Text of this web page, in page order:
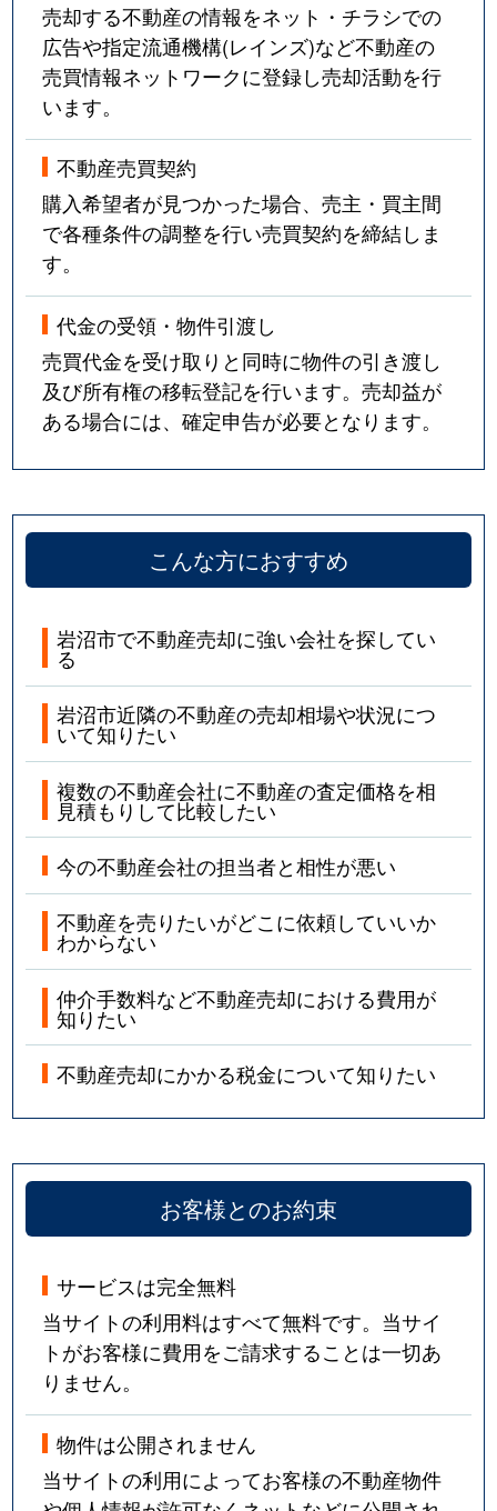
売却する不動産の情報をネット・チラシでの
広告や指定流通機構(レインズ)など不動産の
売買情報ネットワークに登録し売却活動を行
います。
不動産売買契約
購入希望者が見つかった場合、売主・買主間
で各種条件の調整を行い売買契約を締結しま
す。
代金の受領・物件引渡し
売買代金を受け取りと同時に物件の引き渡し
及び所有権の移転登記を行います。売却益が
ある場合には、確定申告が必要となります。
こんな方におすすめ
岩沼市で不動産売却に強い会社を探してい
る
岩沼市近隣の不動産の売却相場や状況につ
いて知りたい
複数の不動産会社に不動産の査定価格を相
見積もりして比較したい
今の不動産会社の担当者と相性が悪い
不動産を売りたいがどこに依頼していいか
わからない
仲介手数料など不動産売却における費用が
知りたい
不動産売却にかかる税金について知りたい
お客様とのお約束
サービスは完全無料
当サイトの利用料はすべて無料です。当サイ
トがお客様に費用をご請求することは一切あ
りません。
物件は公開されません
当サイトの利用によってお客様の不動産物件